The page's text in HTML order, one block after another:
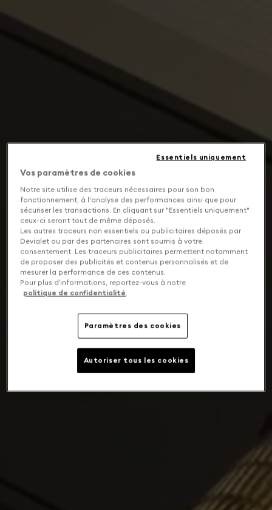
Vos paramètres de cookies
Notre site utilise des traceurs nécessaires pour son bon
fonctionnement, à l'analyse des performances ainsi que pour
sécuriser les transactions. En cliquant sur "Essentiels uniquement"
ceux-ci seront tout de même déposés.
Les autres traceurs non essentiels ou publicitaires déposés par
Devialet ou par des partenaires sont soumis à votre
consentement. Les traceurs publicitaires permettent notamment
de proposer des publicités et contenus personnalisés et de
mesurer la performance de ces contenus.
Pour plus d’informations, reportez-vous à notre
politique de confidentialité.
Paramètres des cookies
Essentiels uniquement
Autoriser tous les cookies